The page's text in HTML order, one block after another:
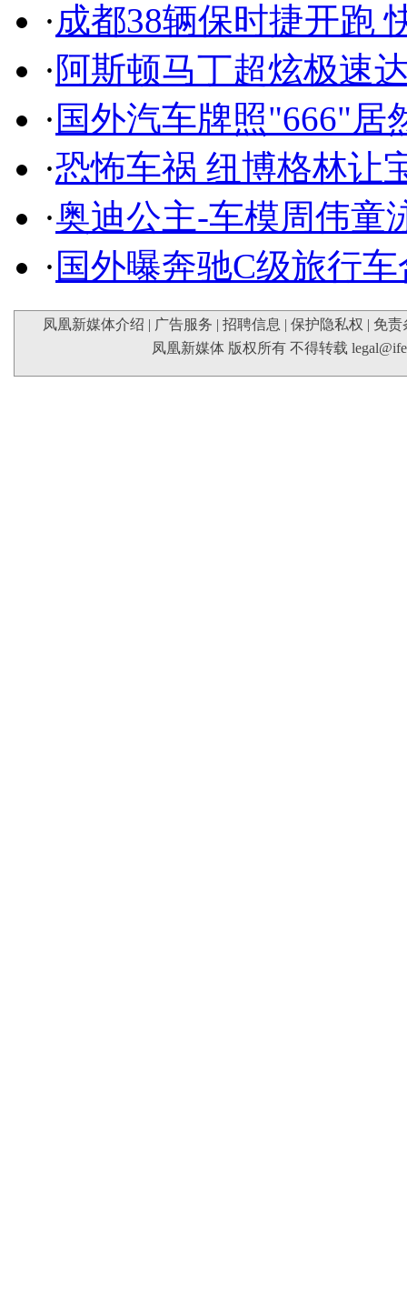
·成都38辆保时捷开跑
·阿斯顿马丁超炫极速
· 国外汽车牌照"666"居
·恐怖车祸 纽博格林让
·奥迪公主-车模周伟童
· 国外曝奔驰C级旅行
凤凰新媒体介绍 | 广告服务 | 招聘信息 | 保护隐私权 | 免责
凤凰新媒体 版权所有 不得转载